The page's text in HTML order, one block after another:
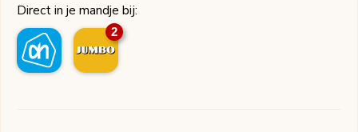
Direct in je mandje bij:
2